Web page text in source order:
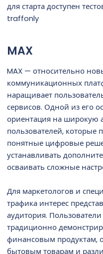
для старта доступен
traffonly
MAX​
MAX — относительно
коммуникационных
наращивает
сервисов. Одной из его
ориентация на широкую
пользователей, которые
понятные цифровые
устанавливать
осваивать сложные
Для маркетологов и
трафика интерес
аудитория. Пользователи
традиционно
финансовым продуктам,
бытовым товарам и